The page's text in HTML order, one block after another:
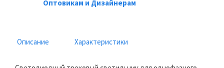
Оптовикам и Дизайнерам
Описание Характеристики